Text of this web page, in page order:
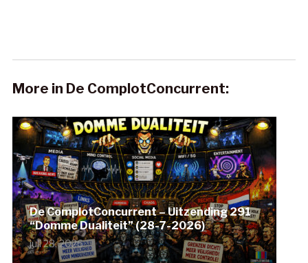
More in De ComplotConcurrent:
De ComplotConcurrent – Uitzending 291
“Domme Dualiteit” (28-7-2026)
juli 28, 2026